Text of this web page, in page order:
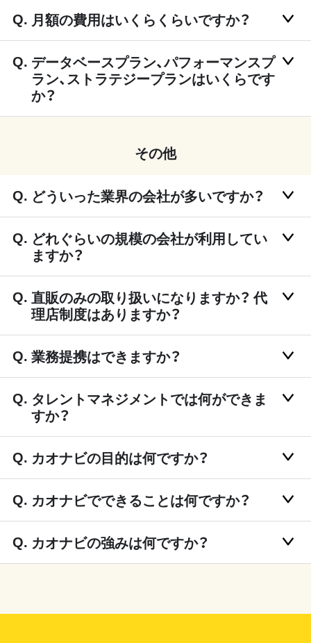
月額の費用はいくらくらいですか？
データベースプラン、パフォーマンスプ
ラン、ストラテジープランはいくらです
か？
その他
どういった業界の会社が多いですか？
どれぐらいの規模の会社が利用してい
ますか？
直販のみの取り扱いになりますか？ 代
理店制度はありますか？
業務提携はできますか？
タレントマネジメントでは何ができま
すか？
カオナビの目的は何ですか？
カオナビでできることは何ですか？
カオナビの強みは何ですか？